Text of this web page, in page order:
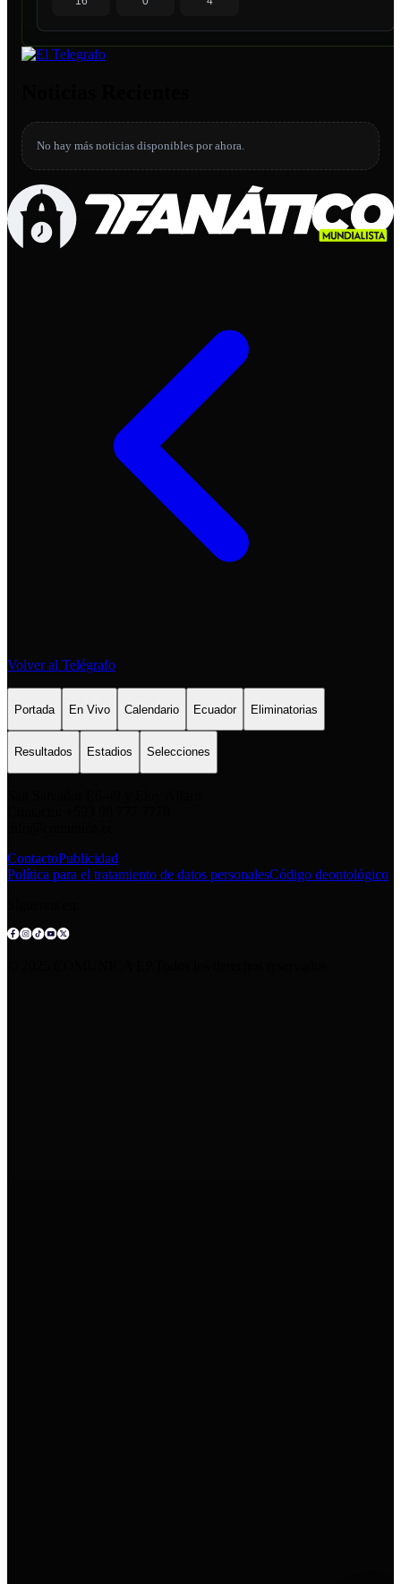
No hay más noticias disponibles por ahora.
Volver al Telégrafo
Portada En Vivo Calendario Ecuador Eliminatorias
Resultados Estadios Selecciones
ContactoPublicidad
Política para el tratamiento de datos personalesCódigo deontológico